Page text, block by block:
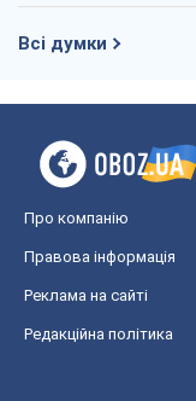
Всі думки
Про компанію
Правова інформація
Реклама на сайті
Редакційна політика